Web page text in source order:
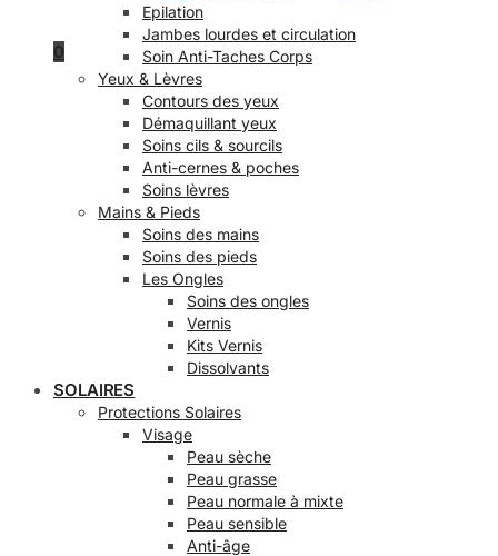
0
Epilation
Jambes lourdes et circulation
Soin Anti-Taches Corps
Yeux & Lèvres
Contours des yeux
Démaquillant yeux
Soins cils & sourcils
Anti-cernes & poches
Soins lèvres
Mains & Pieds
Soins des mains
Soins des pieds
Les Ongles
Soins des ongles
Vernis
Kits Vernis
Dissolvants
SOLAIRES
Protections Solaires
Visage
Peau sèche
Peau grasse
Peau normale à mixte
Peau sensible
Anti-âge